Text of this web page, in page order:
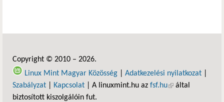
Copyright © 2010 – 2026.
Linux Mint Magyar Közösség
Adatkezelési nyilatkozat
Szabályzat
Kapcsolat | A linuxmint.hu az fsf.hu(külső hivatkozás)
által
biztosított kiszolgálóin fut.